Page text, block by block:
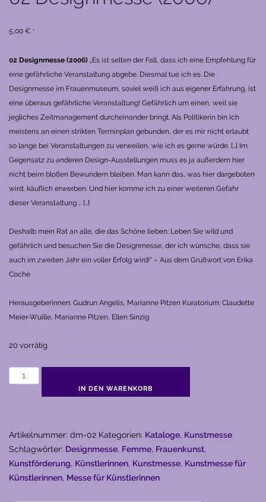
5,00 € *
02 Designmesse (2006) „Es ist selten der Fall, dass ich eine Empfehlung für
eine gefährliche Veranstaltung abgebe. Diesmal tue ich es. Die
Designmesse im Frauenmuseum, soviel weiß ich aus eigener Erfahrung, ist
eine überaus gefährliche Veranstaltung! Gefährlich um einen, weil sie
jegliches Zeitmanagement durcheinander bringt. Als Politikerin bin ich
meistens an einen strikten Terminplan gebunden, der es mir nicht erlaubt
so lange bei Veranstaltungen zu verweilen, wie ich es gerne würde. […] Im
Gegensatz zu anderen Design-Ausstellungen muss es ja außerdem hier
nicht beim bloßen Bewundern bleiben. Man kann das, was hier dargeboten
wird, käuflich erwerben. Und hier komme ich zu einer weiteren Gefahr
dieser Veranstaltung … […]
Deshalb mein Rat an alle, die das Schöne lieben: Leben Sie wild und
gefährlich und besuchen Sie die Designmesse, der ich wünsche, dass sie
auch im zweiten Jahr ein voller Erfolg wird!“ – Aus dem Grußwort von Erika
Coché
Herausgeberinnen: Gudrun Angelis, Marianne Pitzen Kuratorium: Claudette
Meier-Wuille, Marianne Pitzen, Ellen Sinzig
20 vorrätig
IN DEN WARENKORB
Artikelnummer: dm-02 Kategorien: Kataloge, Kunstmesse
Schlagwörter: Designmesse, Femme, Frauenkunst,
Kunstförderung, Künstlerinnen, Kunstmesse, Kunstmesse für
Künstlerinnen, Messe für Künstlerinnen